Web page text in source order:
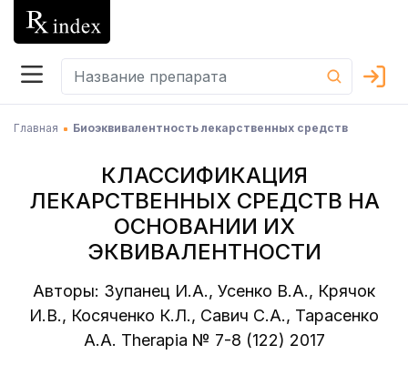
Главная Биоэквивалентность лекарственных средств
КЛАССИФИКАЦИЯ
ЛЕКАРСТВЕННЫХ СРЕДСТВ НА
ОСНОВАНИИ ИХ
ЭКВИВАЛЕНТНОСТИ
Авторы: Зупанец И.А., Усенко В.А., Крячок
И.В., Косяченко К.Л., Савич С.А., Тарасенко
А.А. Therapia № 7-8 (122) 2017